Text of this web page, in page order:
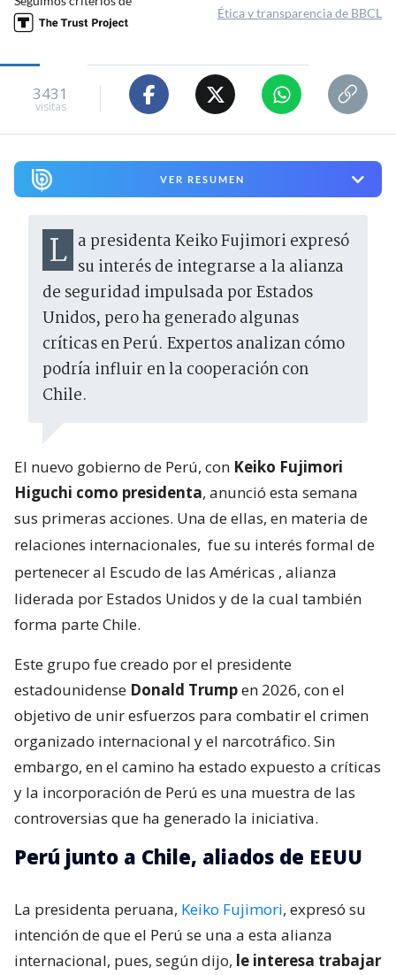
Ética y transparencia de BBCL
3431
visitas
VER RESUMEN
La presidenta Keiko Fujimori expresó su interés de integrarse a la alianza
de seguridad impulsada por Estados
Unidos, pero ha generado algunas
críticas en Perú. Expertos analizan cómo
podría influir en la cooperación con
Chile.
El nuevo gobierno de Perú, con Keiko Fujimori
Higuchi como presidenta, anunció esta semana
sus primeras acciones. Una de ellas, en materia de
relaciones internacionales, fue su interés formal de
pertenecer al Escudo de las Américas , alianza
liderada por Estados Unidos y de la cual también
forma parte Chile.
Este grupo fue creado por el presidente
estadounidense Donald Trumpen 2026, con el
objetivo de unir esfuerzos para combatir el crimen
organizado internacional y el narcotráfico. Sin
embargo, en el camino ha estado expuesto a críticas
y la incorporación de Perú es una muestra de las
controversias que ha generado la iniciativa.
Perú junto a Chile, aliados de EEUU
La presidenta peruana, Keiko Fujimori, expresó su
intención de que el Perú se una a esta alianza
internacional, pues, según dijo, le interesa trabajar